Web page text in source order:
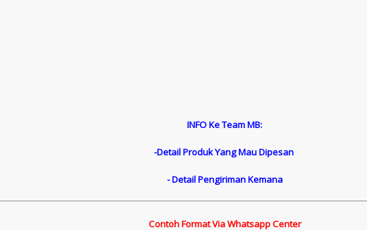
INFO Ke Team MB:
-Detail Produk Yang Mau Dipesan
- Detail Pengiriman Kemana
Contoh Format Via Whatsapp Center